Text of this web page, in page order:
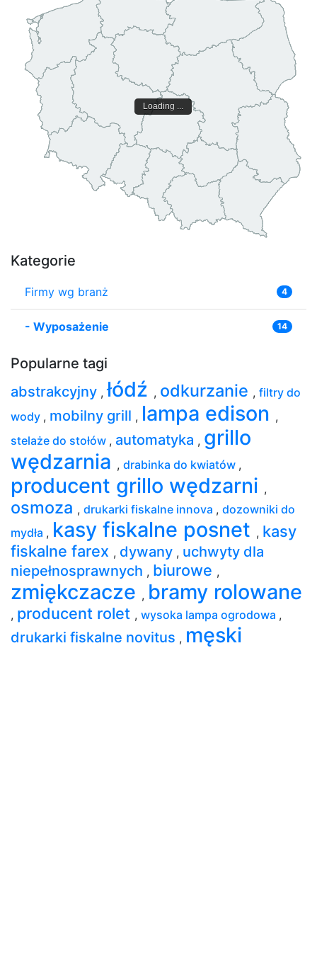
Loading ...
Kategorie
Firmy wg branż 4
- Wyposażenie 14
Popularne tagi
abstrakcyjny ,łódź , odkurzanie , filtry do
wody , mobilny grill , lampa edison ,
stelaże do stołów , automatyka , grillo
wędzarnia , drabinka do kwiatów ,
producent grillo wędzarni ,
osmoza , drukarki fiskalne innova , dozowniki do
mydła , kasy fiskalne posnet , kasy
fiskalne farex , dywany , uchwyty dla
niepełnosprawnych , biurowe ,
zmiękczacze , bramy rolowane
, producent rolet , wysoka lampa ogrodowa ,
drukarki fiskalne novitus , męski